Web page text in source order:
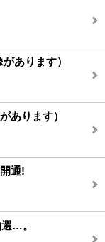
あります）
あります）
通!
…。